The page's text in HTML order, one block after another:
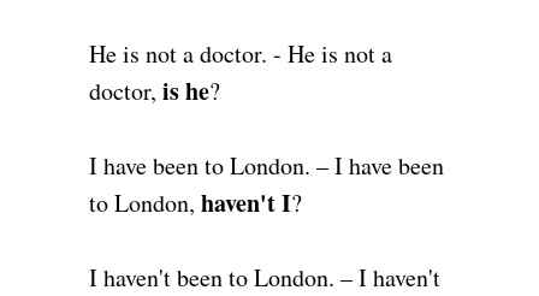
He is not a doctor. - He is not a
doctor, is he?
I have been to London. – I have been
to London, haven't I?
I haven't been to London. – I haven't